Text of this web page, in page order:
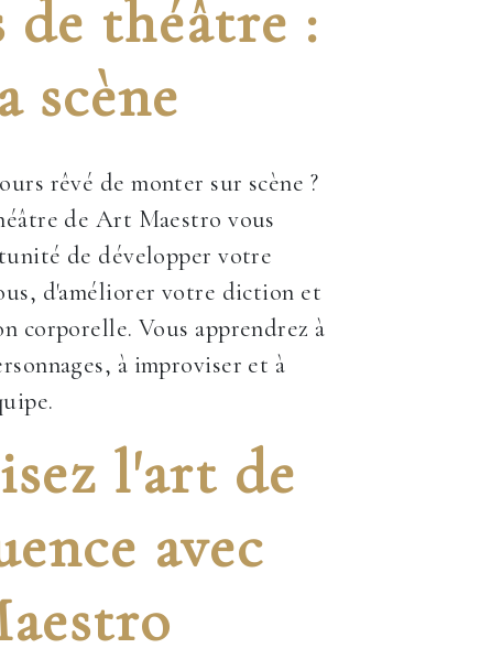
de théâtre :
scène
rêvé de monter sur scène ?
de Art Maestro vous
de développer votre
d'améliorer votre diction et
corporelle. Vous apprendrez à
à improviser et à
l'art de
avec